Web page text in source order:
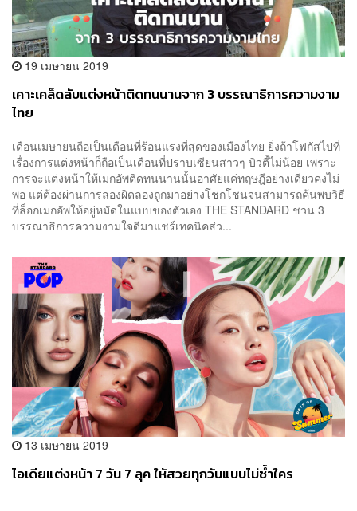
19 เมษายน 2019
เคาะเคล็ดลับแต่งหน้าติดทนนานจาก 3 บรรณาธิการความงาม
ไทย
เดือนเมษายนถือเป็นเดือนที่ร้อนแรงที่สุดของเมืองไทย ยิ่งถ้าโฟกัสไปที่
เรื่องการแต่งหน้าก็ถือเป็นเดือนที่ปราบเซียนสาวๆ บิวตี้ไม่น้อย เพราะ
การจะแต่งหน้าให้เมกอัพติดทนนานนั้นอาศัยแค่ทฤษฎีอย่างเดียวคงไม่
พอ แต่ต้องผ่านการลองผิดลองถูกมาอย่างโชกโชนจนสามารถค้นพบวิธี
ที่ล็อกเมกอัพให้อยู่หมัดในแบบของตัวเอง THE STANDARD ชวน 3
บรรณาธิการความงามใจดีมาแชร์เทคนิคส่ว...
13 เมษายน 2019
ไอเดียแต่งหน้า 7 วัน 7 ลุค ให้สวยทุกวันแบบไม่ซ้ำใคร